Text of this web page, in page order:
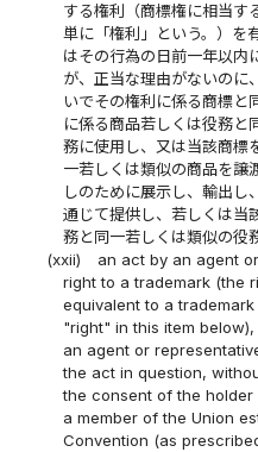
する権利（商標権に相当す
単に「権利」という。）を
はその行為の日前一年以内
が、正当な理由がないのに
いでその権利に係る商標と
に係る商品若しくは役務と
務に使用し、又は当該商標
一若しくは類似の商品を譲
しのために展示し、輸出し
通じて提供し、若しくは当
務と同一若しくは類似の役
(xxii)
an act by an agent
right to a trademark (the
equivalent to a
"right" in this item
an agent or
the act in question,
the consent of the
a member of the Union
Convention (as